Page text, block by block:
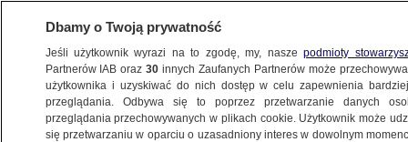
METEO
POGODA
Dbamy o Twoją prywatność
Jeśli użytkownik wyrazi na to zgodę, my, naszepodmioty
Partnerów IAB oraz30 innych Zaufanych Partnerów może
użytkownika i uzyskiwać do nich dostęp w celu zapewnienia
przeglądania. Odbywa się to poprzez przetwarzanie danych
przeglądania przechowywanych w plikach cookie. Użytkownik może
się przetwarzaniu w oparciu o uzasadniony interes w dowolnym